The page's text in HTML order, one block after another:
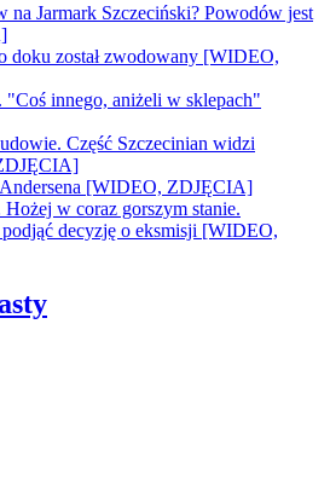
na Jarmark Szczeciński? Powodów jest
doku został zwodowany [WIDEO,
"Coś innego, aniżeli w sklepach"
Część Szczecinian widzi
[WIDEO, ZDJĘCIA]
w coraz gorszym stanie.
decyzję o eksmisji [WIDEO,